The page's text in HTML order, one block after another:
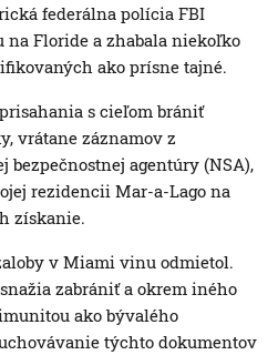
federálna polícia FBI
Floride a zhabala niekoľko
ako prísne tajné.
s cieľom brániť
vrátane záznamov z
bezpečnostnej agentúry (NSA),
rezidencii Mar-a-Lago na
získanie.
v Miami vinu odmietol.
zabrániť a okrem iného
ako bývalého
týchto dokumentov